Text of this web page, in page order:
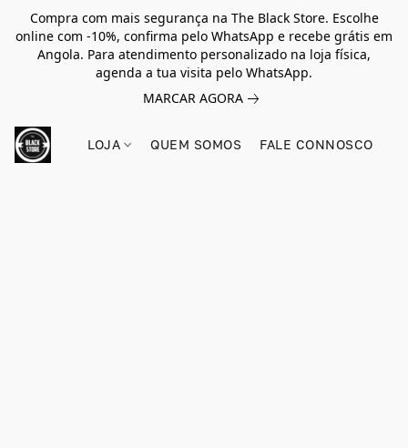
Compra com mais segurança na The Black Store. Escolhe
online com -10%, confirma pelo WhatsApp e recebe grátis em
Angola. Para atendimento personalizado na loja física,
agenda a tua visita pelo WhatsApp.
MARCAR AGORA
LOJA QUEM SOMOS FALE CONNOSCO